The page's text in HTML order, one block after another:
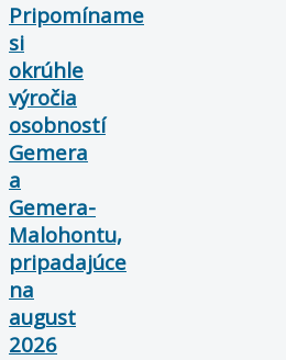
Pripomíname
si
okrúhle
výročia
osobností
Gemera
a
Gemera-
Malohontu,
pripadajúce
na
august
2026